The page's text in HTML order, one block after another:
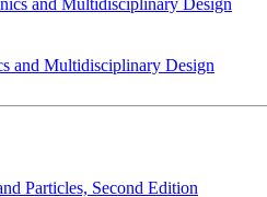
and Multidisciplinary Design